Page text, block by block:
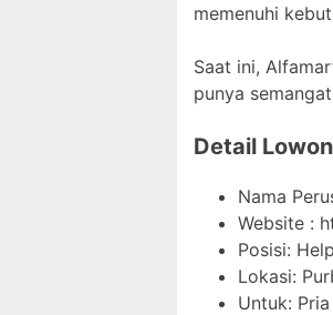
memenuhi
Saat ini,
punya
Detail
Nama
Website :
Posisi:
Lokasi:
Untuk: